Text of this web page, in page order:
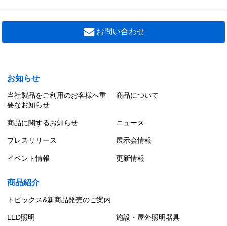
お問い合わせ
お知らせ
当社製品をご利用のお客様へ重
要なお知らせ
商品について
商品に関するお知らせ ニュース
プレスリリース 展示会情報
イベント情報 更新情報
商品紹介
トピックス&新商品発売のご案内
LED照明 施設・屋外照明器具